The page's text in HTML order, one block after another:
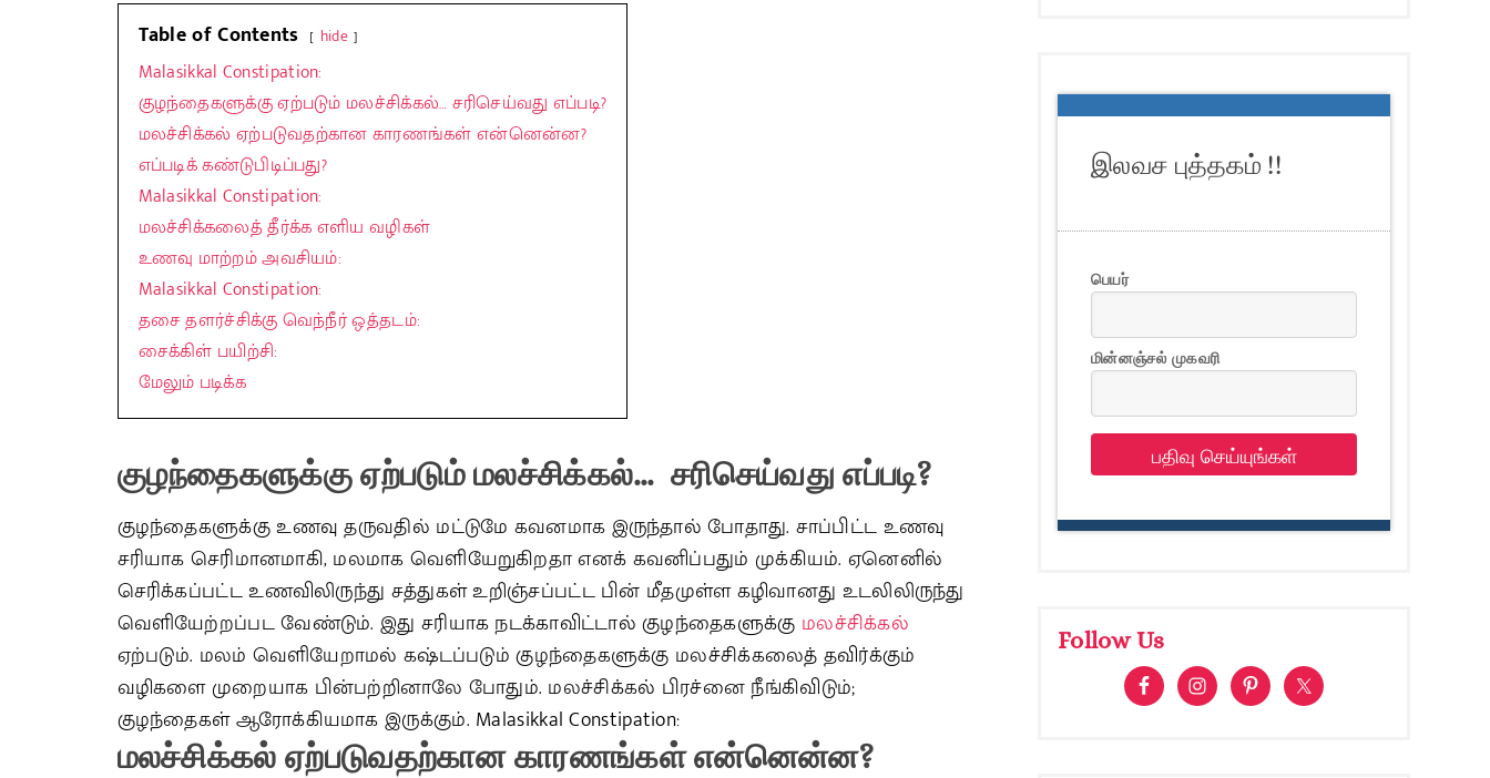
Table of Contents hide
Malasikkal Constipation:
குழந்தைகளுக்கு ஏற்படும் மலச்சிக்கல்… சரிசெய்வது எப்படி?
மலச்சிக்கல் ஏற்படுவதற்கான காரணங்கள் என்னென்ன?
எப்படிக் கண்டுபிடிப்பது?
Malasikkal Constipation:
மலச்சிக்கலைத் தீர்க்க எளிய வழிகள்
உணவு மாற்றம் அவசியம்:
Malasikkal Constipation:
தசை தளர்ச்சிக்கு வெந்நீர் ஒத்தடம்:
சைக்கிள் பயிற்சி:
மேலும் படிக்க
குழந்தைகளுக்கு ஏற்படும் மலச்சிக்கல்…சரிசெய்வது எப்படி?
குழந்தைகளுக்கு உணவு தருவதில் மட்டுமே கவனமாக இருந்தால் போதாது. சாப்பிட்ட உணவு
சரியாக செரிமானமாகி, மலமாக வெளியேறுகிறதா எனக் கவனிப்பதும் முக்கியம். ஏனெனில்
செரிக்கப்பட்ட உணவிலிருந்து சத்துகள் உறிஞ்சப்பட்ட பின் மீதமுள்ள கழிவானது உடலிலிருந்து
வெளியேற்றப்பட வேண்டும். இது சரியாக நடக்காவிட்டால் குழந்தைகளுக்கு மலச்சிக்கல்
ஏற்படும். மலம் வெளியேறாமல் கஷ்டப்படும் குழந்தைகளுக்கு மலச்சிக்கலைத் தவிர்க்கும்
வழிகளை முறையாக பின்பற்றினாலே போதும். மலச்சிக்கல் பிரச்னை நீங்கிவிடும்;
குழந்தைகள் ஆரோக்கியமாக இருக்கும். Malasikkal Constipation:
மலச்சிக்கல் ஏற்படுவதற்கான காரணங்கள் என்னென்ன?
இலவச புத்தகம் !!
பெயர்
மின்னஞ்சல் முகவரி
பதிவு செய்யுங்கள்
Follow Us